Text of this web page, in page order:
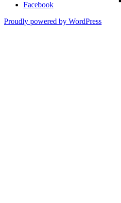
Facebook
Proudly powered by WordPress